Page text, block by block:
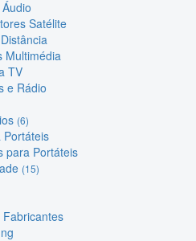
Satélite
Multimédia
TV
e Rádio
(6)
Portáteis
para Portáteis
(15)